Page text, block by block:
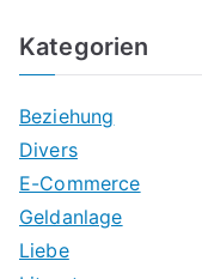
Kategorien
Beziehung
Divers
E-Commerce
Geldanlage
Liebe